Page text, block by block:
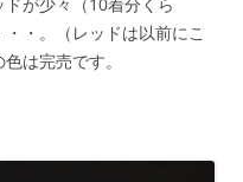
が少々（10着分くら
・。（レッドは以前にこ
は完売です。